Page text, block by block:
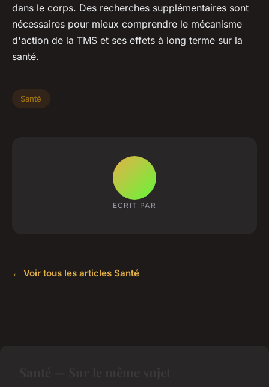
dans le corps. Des recherches supplémentaires sont
nécessaires pour mieux comprendre le mécanisme
d'action de la TMS et ses effets à long terme sur la
santé.
Santé
ECRIT PAR
← Voir tous les articles Santé